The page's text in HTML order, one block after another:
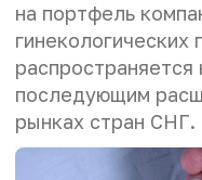
на портфель
гинекологических
последующим
рынках стран СНГ.